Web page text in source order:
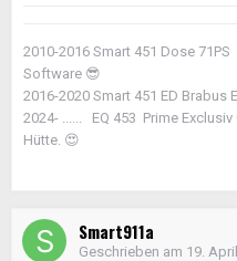
2010-2016 Smart 451 Dose
Software 😎
2016-2020 Smart 451 ED Brabus
2024- ...... EQ 453 Prime
Hütte. 😍
Smart911a
Geschrieben am 19. April